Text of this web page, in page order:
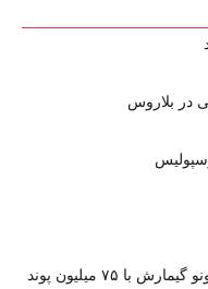
آرسنال در آستانه انفجار نقل‌وانتقالات؛ برونو گیمارش با ۷۵ میلیون پوند